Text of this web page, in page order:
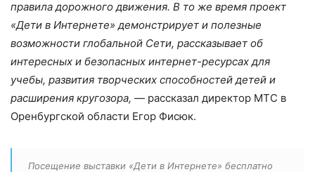
правила дорожного движения. В то же время проект
«Дети в Интернете» демонстрирует и полезные
возможности глобальной Сети, рассказывает об
интересных и безопасных интернет-ресурсах для
учебы, развития творческих способностей детей и
расширения кругозора, — рассказал директор МТС в
Оренбургской области Егор Фисюк.
Посещение выставки «Дети в Интернете» бесплатно